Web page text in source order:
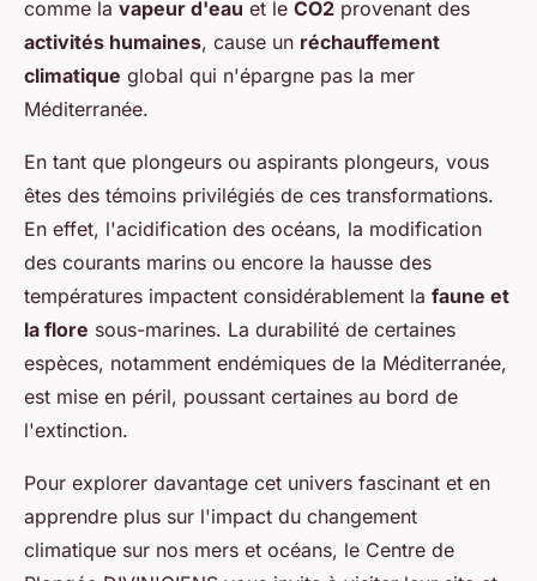
comme la vapeur d'eau et le CO2 provenant des
activités humaines, cause un réchauffement
climatique global qui n'épargne pas la mer
Méditerranée.
En tant que plongeurs ou aspirants plongeurs, vous
êtes des témoins privilégiés de ces transformations.
En effet, l'acidification des océans, la modification
des courants marins ou encore la hausse des
températures impactent considérablement la faune et
la flore sous-marines. La durabilité de certaines
espèces, notamment endémiques de la Méditerranée,
est mise en péril, poussant certaines au bord de
l'extinction.
Pour explorer davantage cet univers fascinant et en
apprendre plus sur l'impact du changement
climatique sur nos mers et océans, le Centre de